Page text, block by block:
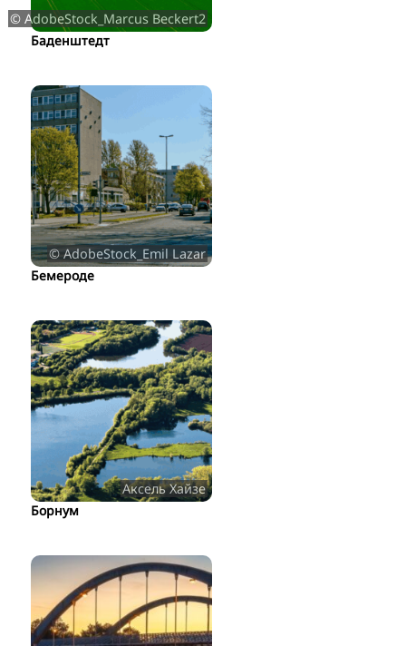
© AdobeStock_Marcus Beckert2
Баденштедт
© AdobeStock_Emil Lazar
Бемероде
Аксель Хайзе
Борнум